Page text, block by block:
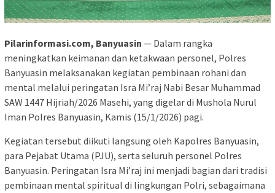
Pilarinformasi.com, Banyuasin — Dalam rangka
meningkatkan keimanan dan ketakwaan personel, Polres
Banyuasin melaksanakan kegiatan pembinaan rohani dan
mental melalui peringatan Isra Mi’raj Nabi Besar Muhammad
SAW 1447 Hijriah/2026 Masehi, yang digelar di Mushola Nurul
Iman Polres Banyuasin, Kamis (15/1/2026) pagi.
Kegiatan tersebut diikuti langsung oleh Kapolres Banyuasin,
para Pejabat Utama (PJU), serta seluruh personel Polres
Banyuasin. Peringatan Isra Mi’raj ini menjadi bagian dari tradisi
pembinaan mental spiritual di lingkungan Polri, sebagaimana